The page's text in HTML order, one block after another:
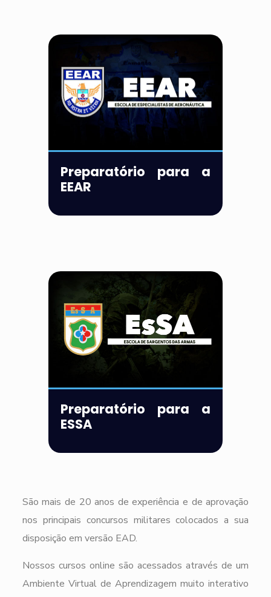
Preparatório para a
EEAR
Preparatório para a
ESSA
São mais de 20 anos de experiência e de aprovação
nos principais concursos militares colocados a sua
disposição em versão EAD.
Nossos cursos online são acessados através de um
Ambiente Virtual de Aprendizagem muito interativo